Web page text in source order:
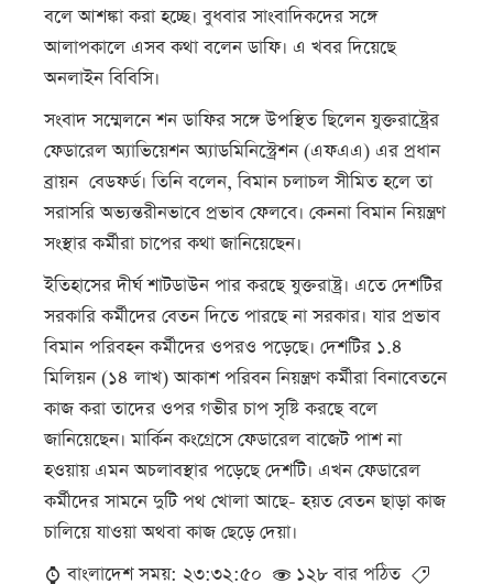
বলে আশঙ্কা করা হচ্ছে। বুধবার সাংবাদিকদের সঙ্গে
আলাপকালে এসব কথা বলেন ডাফি। এ খবর দিয়েছে
অনলাইন বিবিসি।
সংবাদ সম্মেলনে শন ডাফির সঙ্গে উপস্থিত ছিলেন যুক্তরাষ্ট্রের
ফেডারেল অ্যাভিয়েশন অ্যাডমিনিস্ট্রেশন (এফএএ) এর প্রধান
ব্রায়ন বেডফর্ড। তিনি বলেন, বিমান চলাচল সীমিত হলে তা
সরাসরি অভ্যন্তরীনভাবে প্রভাব ফেলবে। কেননা বিমান নিয়ন্ত্রণ
সংস্থার কর্মীরা চাপের কথা জানিয়েছেন।
ইতিহাসের দীর্ঘ শাটডাউন পার করছে যুক্তরাষ্ট্র। এতে দেশটির
সরকারি কর্মীদের বেতন দিতে পারছে না সরকার। যার প্রভাব
বিমান পরিবহন কর্মীদের ওপরও পড়েছে। দেশটির ১.৪
মিলিয়ন (১৪ লাখ) আকাশ পরিবন নিয়ন্ত্রণ কর্মীরা বিনাবেতনে
কাজ করা তাদের ওপর গভীর চাপ সৃষ্টি করছে বলে
জানিয়েছেন। মার্কিন কংগ্রেসে ফেডারেল বাজেট পাশ না
হওয়ায় এমন অচলাবস্থার পড়েছে দেশটি। এখন ফেডারেল
কর্মীদের সামনে দুটি পথ খোলা আছে- হয়ত বেতন ছাড়া কাজ
চালিয়ে যাওয়া অথবা কাজ ছেড়ে দেয়া।
বাংলাদেশ সময়: ২৩:৩২:৫০
১২৮ বার পঠিত